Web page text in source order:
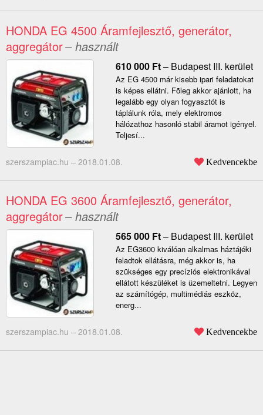
HONDA EG 4500 Áramfejlesztő, generátor,
aggregátor– használt
610 000 Ft– Budapest III. kerület
Az EG 4500 már kisebb ipari feladatokat
is képes ellátni. Fõleg akkor ajánlott, ha
legalább egy olyan fogyasztót is
táplálunk róla, mely elektromos
hálózathoz hasonló stabil áramot igényel.
Teljesí...
szerszampiac.hu – 2018.01.08. Kedvencekbe
HONDA EG 3600 Áramfejlesztő, generátor,
aggregátor– használt
565 000 Ft– Budapest III. kerület
Az EG3600 kiválóan alkalmas háztájéki
feladtok ellátásra, még akkor is, ha
szükséges egy precíziós elektronikával
ellátott készüléket is üzemeltetni. Legyen
az számítógép, multimédiás eszköz,
energ...
szerszampiac.hu – 2018.01.08. Kedvencekbe